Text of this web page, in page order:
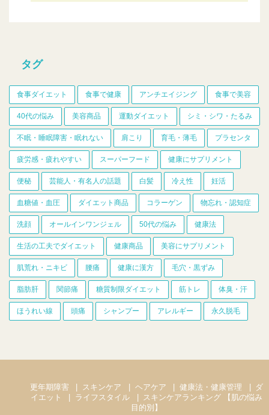
タグ
食事ダイエット 食事で健康 アンチエイジング 食事で美容
40代の悩み 美容商品 運動ダイエット シミ・シワ・たるみ
不眠・睡眠障害・眠れない 肩こり 育毛・薄毛 プラセンタ
疲労感・疲れやすい スーパーフード 健康にサプリメント
便秘 芸能人・有名人の話題 白髪 冷え性 妊活
血糖値・血圧 ダイエット商品 コラーゲン 物忘れ・認知症
洗顔 オールインワンジェル 50代の悩み 健康法
生活の工夫でダイエット 健康商品 美容にサプリメント
肌荒れ・ニキビ 腰痛 健康に漢方 毛穴・黒ずみ
脂肪肝 関節痛 糖質制限ダイエット 筋トレ 体臭・汗
ほうれい線 頭痛 シャンプー アレルギー 永久脱毛
更年期障害 スキンケア ヘアケア 健康法・健康管理
ダ
イエット
ライフスタイル
スキンケアランキング 【肌の悩み
目的別】